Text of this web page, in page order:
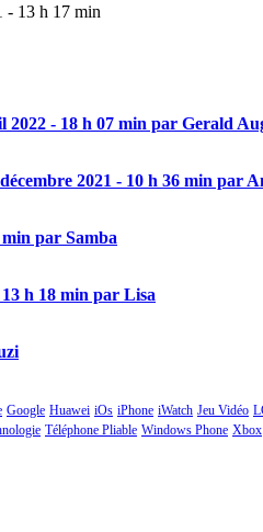
- 13 h 17 min
2022 - 18 h 07 min par Gerald
2021 - 10 h 36 min par
min par Samba
h 18 min par Lisa
Google Huawei iOs iPhone iWatch Jeu Vidéo
Téléphone Pliable Windows Phone Xbox